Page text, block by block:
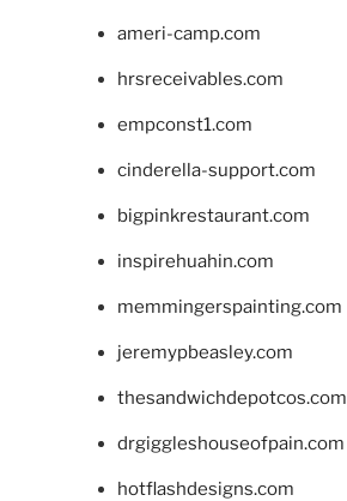
ameri-camp.com
hrsreceivables.com
empconst1.com
cinderella-support.com
bigpinkrestaurant.com
inspirehuahin.com
memmingerspainting.com
jeremypbeasley.com
thesandwichdepotcos.com
drgiggleshouseofpain.com
hotflashdesigns.com